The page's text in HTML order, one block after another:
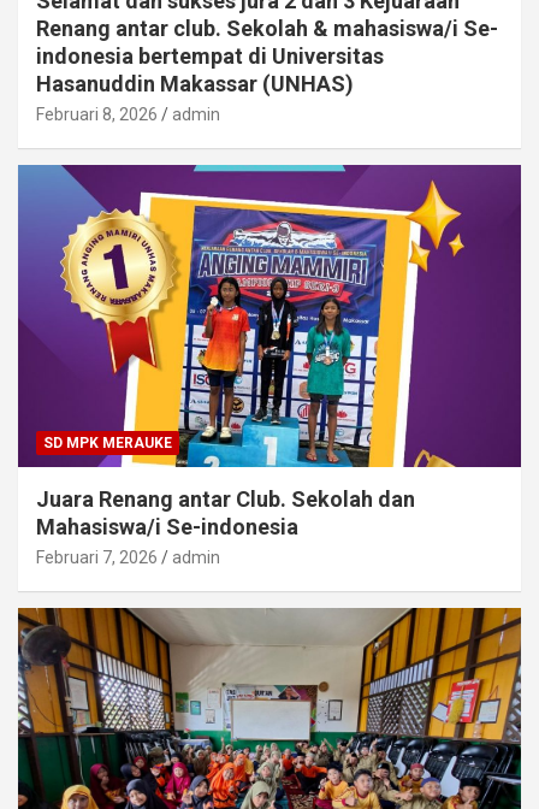
Renang antar club. Sekolah & mahasiswa/i Se-
indonesia bertempat di Universitas
Hasanuddin Makassar (UNHAS)
Februari 8, 2026 admin
SD MPK MERAUKE
Juara Renang antar Club. Sekolah dan
Mahasiswa/i Se-indonesia
Februari 7, 2026 admin